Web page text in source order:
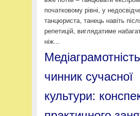
початковому рівні, у
танцюриста, танець навіть
репетицій, виглядатиме
ніж...
чинник сучасної
культури: